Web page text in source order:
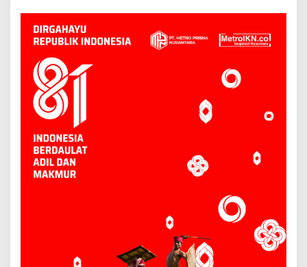
Dikelola Baik